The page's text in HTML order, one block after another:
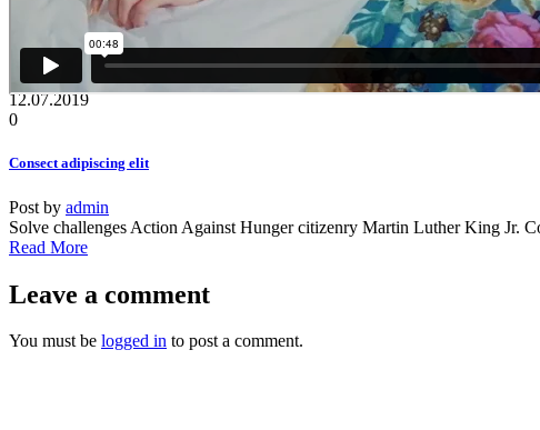
12.07.2019
0
Consect adipiscing elit
Post by admin
Solve challenges Action Against Hunger citizenry Martin Luther King Jr.
Read More
Leave a comment
You must be logged in to post a comment.